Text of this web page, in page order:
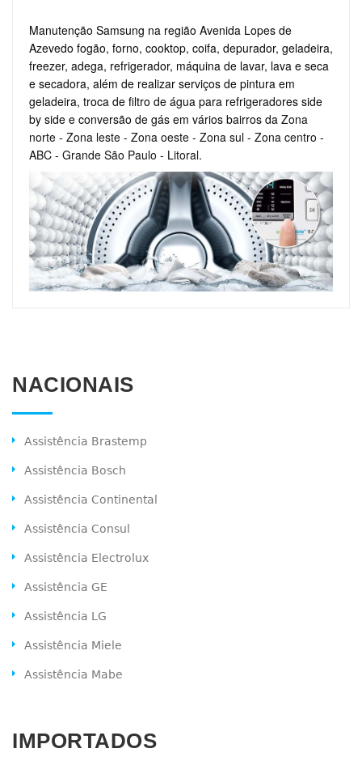
Manutenção Samsung na região Avenida Lopes de
Azevedo fogão, forno, cooktop, coifa, depurador, geladeira,
freezer, adega, refrigerador, máquina de lavar, lava e seca
e secadora, além de realizar serviços de pintura em
geladeira, troca de filtro de água para refrigeradores side
by side e conversão de gás em vários bairros da Zona
norte - Zona leste - Zona oeste - Zona sul - Zona centro -
ABC - Grande São Paulo - Litoral.
NACIONAIS
Assistência Brastemp
Assistência Bosch
Assistência Continental
Assistência Consul
Assistência Electrolux
Assistência GE
Assistência LG
Assistência Miele
Assistência Mabe
IMPORTADOS